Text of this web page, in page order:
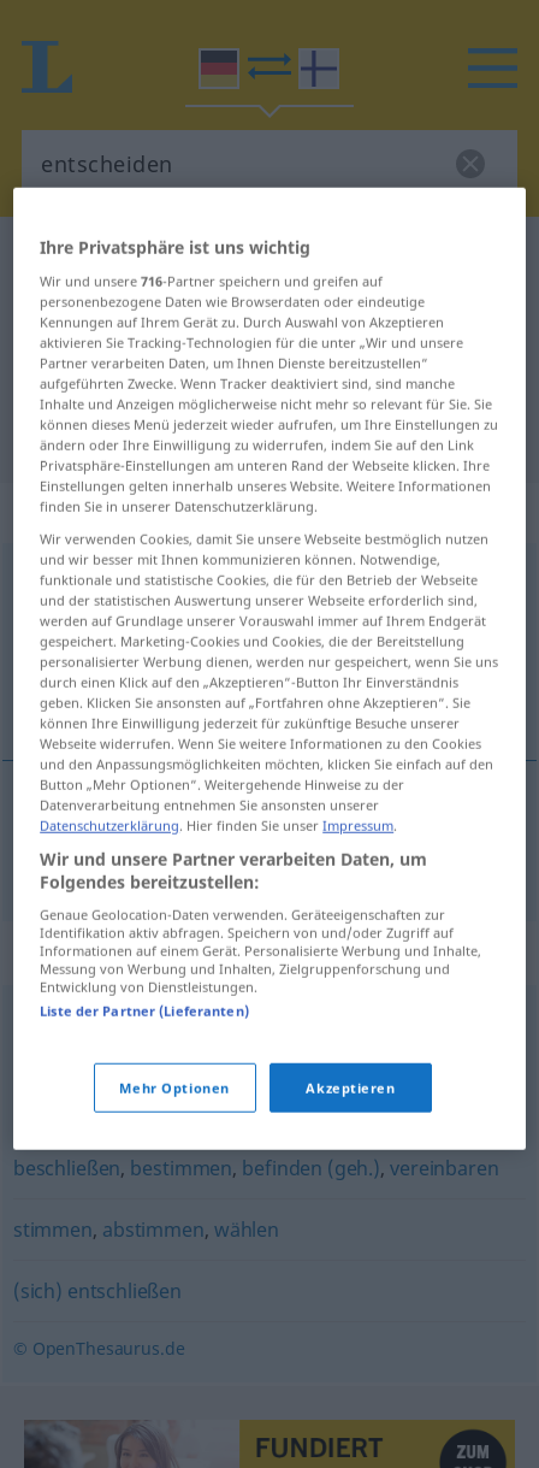
Deutsch-Finnisch Wörterbuch
Deutsch-Finnisch Übersetzung für
"entscheiden"
"entscheiden" Finnisch
Übersetzung
„entscheiden“
entscheiden
Übersicht aller Übersetzungen
(Für mehr Details die Übersetzung anklicken/antippen)
ratkaista, päättää
ratkaista,päättää entscheiden
Synonyme für "entscheiden"
vorschreiben,verfügen,(über etwas) befinden,
anordnen,veranlassen,bestimmen,diktieren
beschließen, bestimmen, befinden (geh.),vereinbaren
stimmen, abstimmen, wählen
(sich) entschließen
© OpenThesaurus.de
Ihre Privatsphäre ist uns wichtig
Wir und unsere716-Partner speichern und greifen auf
personenbezogene Daten wie Browserdaten oder eindeutige
Kennungen auf Ihrem Gerät zu. Durch Auswahl von Akzeptieren
aktivieren Sie Tracking-Technologien für die unter „Wir und unsere
Partner verarbeiten Daten, um Ihnen Dienste bereitzustellen“
aufgeführten Zwecke. Wenn Tracker deaktiviert sind, sind manche
Inhalte und Anzeigen möglicherweise nicht mehr so relevant für Sie. Sie
können dieses Menü jederzeit wieder aufrufen, um Ihre Einstellungen zu
ändern oder Ihre Einwilligung zu widerrufen, indem Sie auf den Link
Privatsphäre-Einstellungen am unteren Rand der Webseite klicken. Ihre
Einstellungen gelten innerhalb unseres Website. Weitere Informationen
finden Sie in unserer Datenschutzerklärung.
Wir verwenden Cookies, damit Sie unsere Webseite bestmöglich nutzen
und wir besser mit Ihnen kommunizieren können. Notwendige,
funktionale und statistische Cookies, die für den Betrieb der Webseite
und der statistischen Auswertung unserer Webseite erforderlich sind,
werden auf Grundlage unserer Vorauswahl immer auf Ihrem Endgerät
gespeichert. Marketing-Cookies und Cookies, die der Bereitstellung
personalisierter Werbung dienen, werden nur gespeichert, wenn Sie uns
durch einen Klick auf den „Akzeptieren“-Button Ihr Einverständnis
geben. Klicken Sie ansonsten auf „Fortfahren ohne Akzeptieren“. Sie
können Ihre Einwilligung jederzeit für zukünftige Besuche unserer
Webseite widerrufen. Wenn Sie weitere Informationen zu den Cookies
und den Anpassungsmöglichkeiten möchten, klicken Sie einfach auf den
Button „Mehr Optionen“. Weitergehende Hinweise zu der
Datenverarbeitung entnehmen Sie ansonsten unserer
Datenschutzerklärung. Hier finden Sie unserImpressum.
Wir und unsere Partner verarbeiten Daten, um
Folgendes bereitzustellen:
Genaue Geolocation-Daten verwenden. Geräteeigenschaften zur
Identifikation aktiv abfragen. Speichern von und/oder Zugriff auf
Informationen auf einem Gerät. Personalisierte Werbung und Inhalte,
Messung von Werbung und Inhalten, Zielgruppenforschung und
Entwicklung von Dienstleistungen.
Liste der Partner (Lieferanten)
Mehr Optionen Akzeptieren